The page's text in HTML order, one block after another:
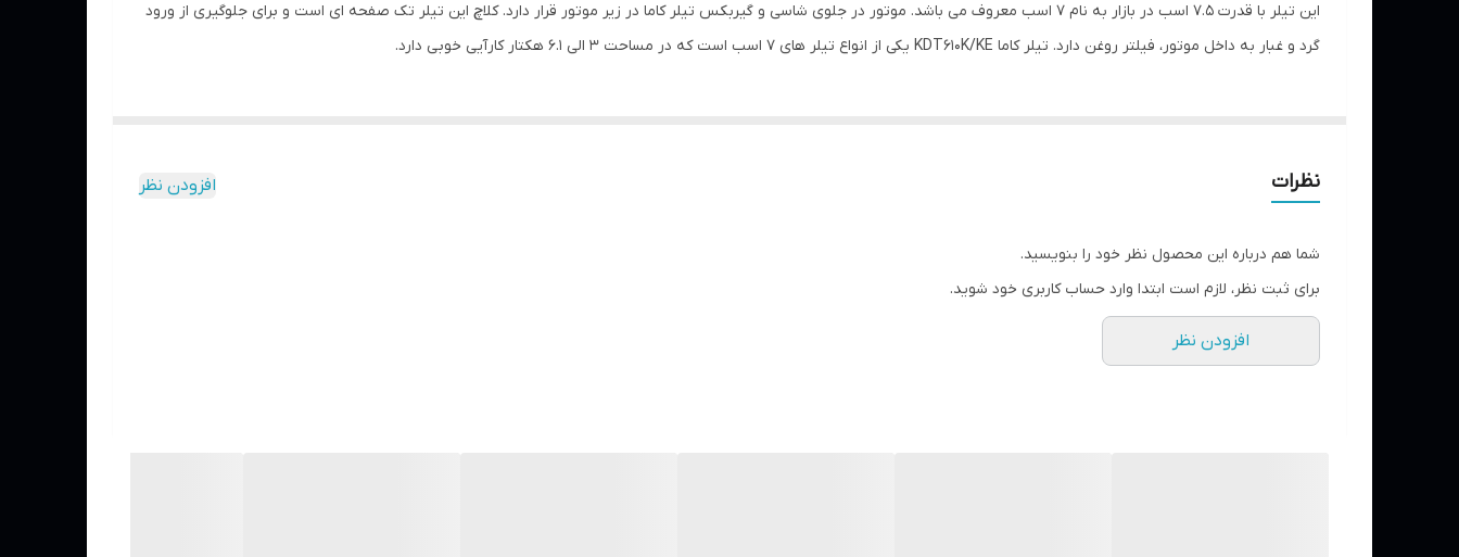
این تیلر با قدرت 7.5 اسب در بازار به نام 7 اسب معروف می باشد. موتور در جلوی شاسی و گیربکس تیلر کاما در زیر موتور قرار دارد. کلاچ این تیلر تک صفحه ای است و برای جلوگیری از ورود
گرد و غبار به داخل موتور، فیلتر روغن دارد. تیلر کاما KDT610K/KE یکی از انواع تیلر های 7 اسب است که در مساحت 3 الی 6.1 هکتار کارآیی خوبی دارد.
نظرات افزودن نظر
شما هم درباره این محصول نظر خود را بنویسید.
برای ثبت نظر، لازم است ابتدا وارد حساب کاربری خود شوید.
افزودن نظر